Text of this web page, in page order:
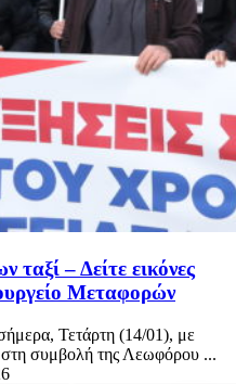
ταξί – Δείτε εικόνες
Μεταφορών
Τετάρτη (14/01), με
στη συμβολή της Λεωφόρου ...